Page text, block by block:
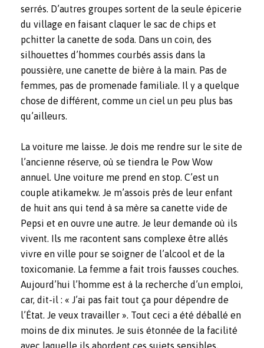
serrés. D’autres groupes sortent de la seule épicerie
du village en faisant claquer le sac de chips et
pchitter la canette de soda. Dans un coin, des
silhouettes d’hommes courbés assis dans la
poussière, une canette de bière à la main. Pas de
femmes, pas de promenade familiale. Il y a quelque
chose de différent, comme un ciel un peu plus bas
qu’ailleurs.
La voiture me laisse. Je dois me rendre sur le site de
l’ancienne réserve, où se tiendra le Pow Wow
annuel. Une voiture me prend en stop. C’est un
couple atikamekw. Je m’assois près de leur enfant
de huit ans qui tend à sa mère sa canette vide de
Pepsi et en ouvre une autre. Je leur demande où ils
vivent. Ils me racontent sans complexe être allés
vivre en ville pour se soigner de l’alcool et de la
toxicomanie. La femme a fait trois fausses couches.
Aujourd’hui l’homme est à la recherche d’un emploi,
car, dit-il : « J’ai pas fait tout ça pour dépendre de
l’État. Je veux travailler ». Tout ceci a été déballé en
moins de dix minutes. Je suis étonnée de la facilité
avec laquelle ils abordent ces sujets sensibles.